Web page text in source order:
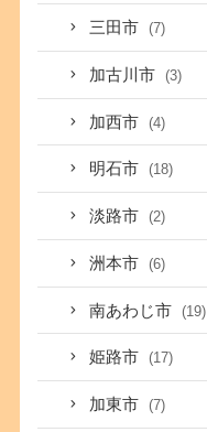
三田市 (7)
加古川市 (3)
加西市 (4)
明石市 (18)
淡路市 (2)
洲本市 (6)
南あわじ市 (19)
姫路市 (17)
加東市 (7)